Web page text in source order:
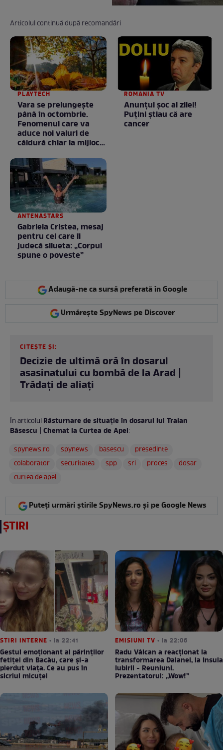
Articolul continuă după recomandări
PLAYTECH
Vara se prelungeşte
până în octombrie.
Fenomenul care va
aduce noi valuri de
căldură chiar la mijlocul
ROMANIA TV
Anunţul şoc al zilei!
Puţini ştiau că are
cancer
ANTENASTARS
Gabriela Cristea, mesaj
pentru cei care îi
judecă silueta: „Corpul
spune o poveste”
Adaugă-ne ca sursă preferată în Google
Urmărește SpyNews pe Discover
CITEȘTE ȘI:
Decizie de ultimă oră în dosarul
asasinatului cu bombă de la Arad |
Trădați de aliați
În articolulRăsturnare de situație în dosarul lui Traian
Băsescu | Chemat la Curtea de Apel:
spynews.ro
spynews basescu
presedinte
colaborator
securitatea spp sri proces
dosar
curtea de apel
Puteți urmări știrile SpyNews.ro și pe Google News
ȘTIRI
STIRI INTERNE • la 22:41
Gestul emoționant al părinților
fetiței din Bacău, care și-a
pierdut viața. Ce au pus în
sicriul micuței
EMISIUNI TV • la 22:06
Radu Vâlcan a reacționat la
transformarea Daianei, la Insula
Iubirii - Reuniuni.
Prezentatorul: „Wow!”